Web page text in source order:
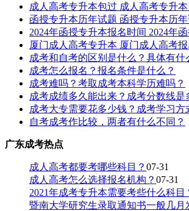
成人高考专升本包过 成人高考专升
函授专升本历年试题 函授专升本历
2024年函授专升本报名时间 2024年
厦门成人高考专升本 厦门成人高考
成考和自考的区别是什么？具体有什
成考怎么报名？报名条件是什么？
成考难吗？考取成考本科学历难吗？
成考成绩多久能出来？成考分数线是
成考大专需要花多少钱？成考学习方
自考成考作比较，两者有什么不同？
广东成考热点
成人高考都要考哪些科目？ 07-31
成人高考怎么选择报名机构？ 07-31
2021年成考专升本需要考些什么科
暨南大学研究生录取通知书一般几